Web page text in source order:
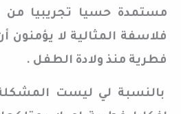
مستمدة حسيا تجريبيا من
فلاسفة المثالية لا يؤمنون
فطرية منذ ولادة الطفل .
بالنسبة لي ليست